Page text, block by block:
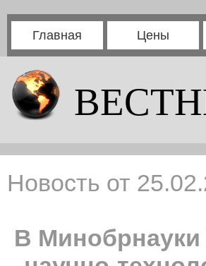
Главная Цены
Новость от
В